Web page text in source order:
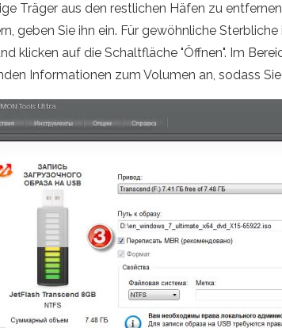
Träger aus den restlichen Häfen zu
geben Sie ihn ein. Für gewöhnliche
klicken auf die Schaltfläche "Öffnen". Im
Informationen zum Volumen an, sodass